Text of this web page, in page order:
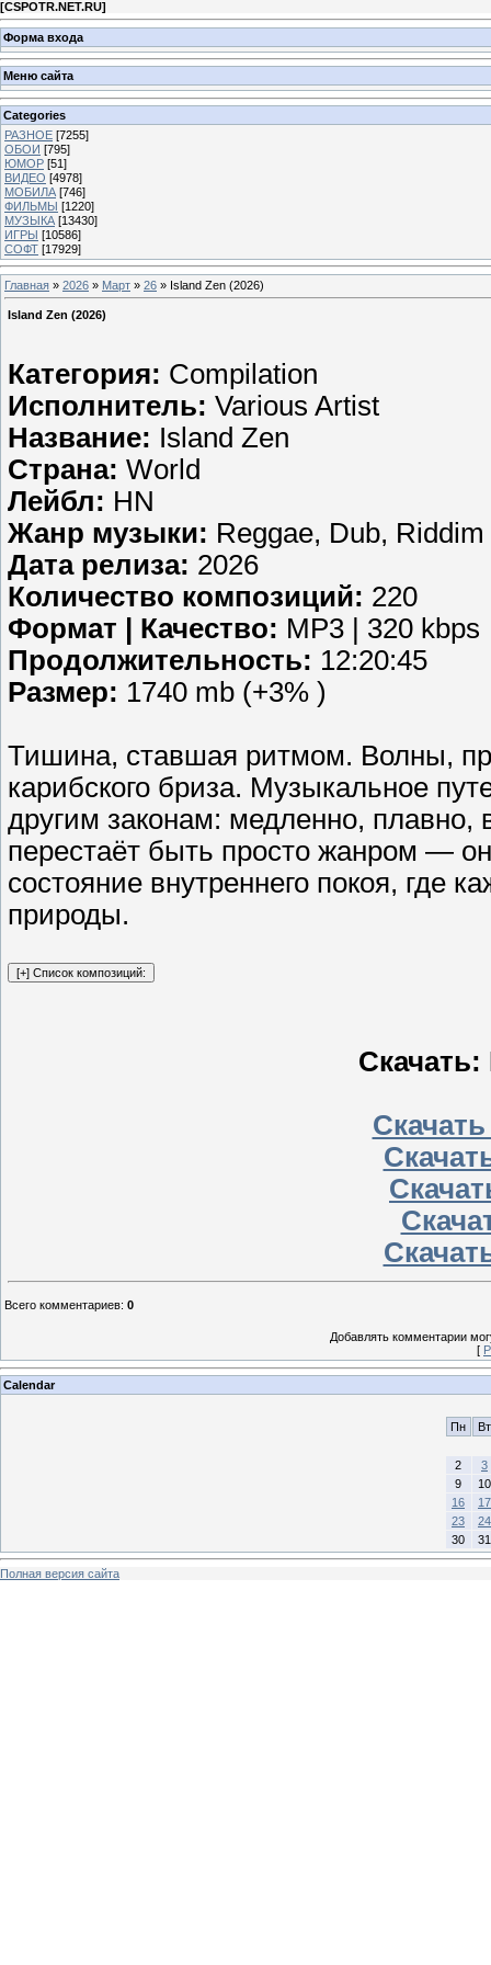
[CSPOTR.NET.RU]
Форма входа
Меню сайта
Categories
РАЗНОЕ [7255]
ОБОИ [795]
ЮМОР [51]
ВИДЕО [4978]
МОБИЛА [746]
ФИЛЬМЫ [1220]
МУЗЫКА [13430]
ИГРЫ [10586]
СОФТ [17929]
Главная » 2026 » Март » 26 » Island Zen (2026)
Island Zen (2026)
Категория: Compilation
Исполнитель: Various Artist
Название: Island Zen
Страна: World
Лейбл: HN
Жанр музыки: Reggae, Dub, Riddim
Дата релиза: 2026
Количество композиций: 220
Формат | Качество: MP3 | 320 kbps
Продолжительность: 12:20:45
Размер: 1740 mb (+3% )
Тишина, ставшая ритмом. Волны,
карибского бриза. Музыкальное
другим законам: медленно, плавно,
перестаёт быть просто жанром —
состояние внутреннего покоя, где
природы.
Скачать:
Всего комментариев: 0
Добавлять комментарии
[
Calendar
Пн Вт
2
3
9
10
16
17
23
24
30
31
Полная версия сайта